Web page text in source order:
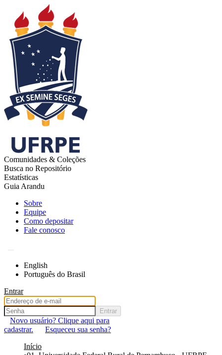
Comunidades & Coleções
Busca no Repositório
Estatísticas
Guia Arandu
Sobre
Equipe
Como depositar
Fale conosco
English
Português do Brasil
Entrar
Entrar
Novo usuário? Clique aqui para
cadastrar.
Esqueceu sua senha?
Início